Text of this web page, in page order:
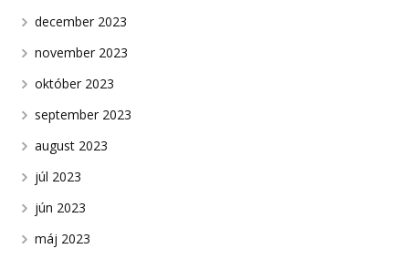
december 2023
november 2023
október 2023
september 2023
august 2023
júl 2023
jún 2023
máj 2023